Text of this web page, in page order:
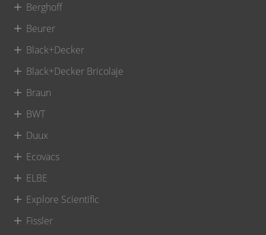
Berghoff
Beurer
Black+Decker
Black+Decker Bricolaje
Braun
BWT
Duux
Ecovacs
ELBE
Explore Scientific
Fissler